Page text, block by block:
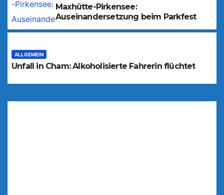
Maxhütte-Pirkensee:
Auseinandersetzung beim Parkfest
ALLGEMEIN
Unfall in Cham: Alkoholisierte Fahrerin flüchtet